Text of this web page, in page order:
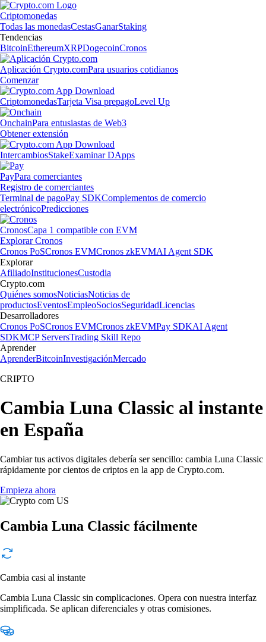
Criptomonedas
Todas las monedasCestasGanarStaking
Tendencias
BitcoinEthereumXRPDogecoinCronos
Aplicación Crypto.comPara usuarios cotidianos
Comenzar
CriptomonedasTarjeta Visa prepagoLevel Up
OnchainPara entusiastas de Web3
Obtener extensión
IntercambiosStakeExaminar DApps
PayPara comerciantes
Registro de comerciantes
Terminal de pagoPay SDKComplementos de comercio
electrónicoPredicciones
CronosCapa 1 compatible con EVM
Explorar Cronos
Cronos PoSCronos EVMCronos zkEVMAI Agent SDK
Explorar
AfiliadoInstitucionesCustodia
Crypto.com
Quiénes somosNoticiasNoticias de
productosEventosEmpleoSociosSeguridadLicencias
Desarrolladores
Cronos PoSCronos EVMCronos zkEVMPay SDKAI Agent
SDKMCP ServersTrading Skill Repo
Aprender
AprenderBitcoinInvestigaciónMercado
CRIPTO
Cambia Luna Classic al instante
en España
Cambiar tus activos digitales debería ser sencillo: cambia Luna Classic
rápidamente por cientos de criptos en la app de Crypto.com.
Empieza ahora
Cambia Luna Classic fácilmente
Cambia casi al instante
Cambia Luna Classic sin complicaciones. Opera con nuestra interfaz
simplificada. Se aplican diferenciales y otras comisiones.